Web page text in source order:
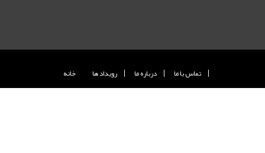
خانه رويداد ها درباره ما تماس با ما